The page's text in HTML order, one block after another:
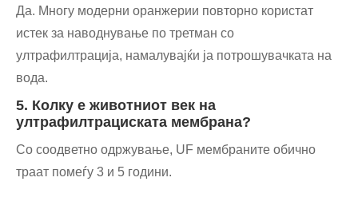
Да. Многу модерни оранжерии повторно користат
истек за наводнување по третман со
ултрафилтрација, намалувајќи ја потрошувачката на
вода.
5. Колку е животниот век на
ултрафилтрациската мембрана?
Со соодветно одржување, UF мембраните обично
траат помеѓу 3 и 5 години.